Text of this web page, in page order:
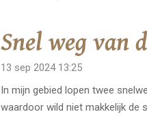
Snel weg van
13 sep 2024 13:25
In mijn gebied lopen twee
waardoor wild niet makkelijk de